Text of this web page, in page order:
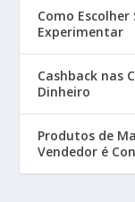
Como
Experimentar
Cashback nas
Dinheiro
Produtos de
Vendedor é